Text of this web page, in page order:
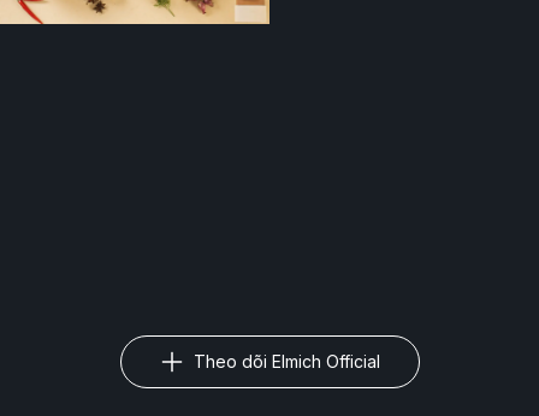
Theo dõi Elmich Official